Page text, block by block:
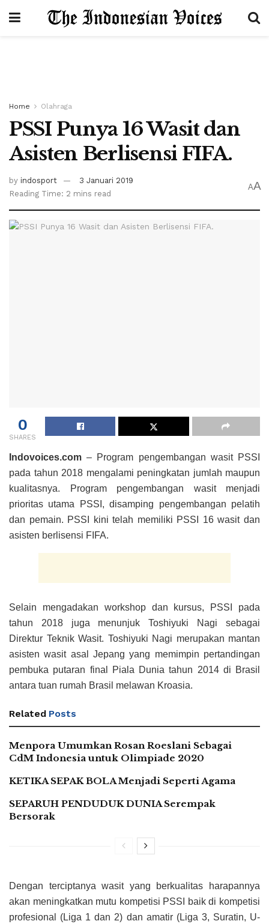
Home Olahraga
PSSI Punya 16 Wasit dan
Asisten Berlisensi FIFA.
by indosport
3 Januari 2019
Reading Time: 2 mins read
AA
0
SHARES
Indovoices.com – Program pengembangan wasit PSSI
pada tahun 2018 mengalami peningkatan jumlah maupun
kualitasnya. Program pengembangan wasit menjadi
prioritas utama PSSI, disamping pengembangan pelatih
dan pemain. PSSI kini telah memiliki PSSI 16 wasit dan
asisten berlisensi FIFA.
Selain mengadakan workshop dan kursus, PSSI pada
tahun 2018 juga menunjuk Toshiyuki Nagi sebagai
Direktur Teknik Wasit. Toshiyuki Nagi merupakan mantan
asisten wasit asal Jepang yang memimpin pertandingan
pembuka putaran final Piala Dunia tahun 2014 di Brasil
antara tuan rumah Brasil melawan Kroasia.
Related Posts
Menpora Umumkan Rosan Roeslani Sebagai
CdM Indonesia untuk Olimpiade 2020
KETIKA SEPAK BOLA Menjadi Seperti Agama
SEPARUH PENDUDUK DUNIA Serempak
Bersorak
Dengan terciptanya wasit yang berkualitas harapannya
akan meningkatkan mutu kompetisi PSSI baik di kompetisi
profesional (Liga 1 dan 2) dan amatir (Liga 3, Suratin, U-